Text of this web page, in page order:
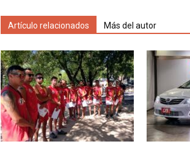
Artículo relacionados Más del autor